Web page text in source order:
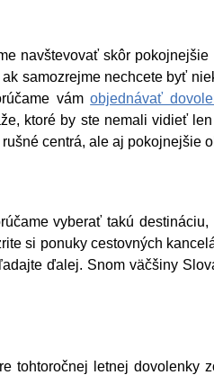
navštevovať skôr
samozrejme nechcete byť
vámobjednávať
ktoré by ste nemali vidieť
centrá, ale aj pokojnejšie
vyberať takú
si ponuky cestovných
ďalej. Snom väčšiny
tohtoročnej letnej dovolenky